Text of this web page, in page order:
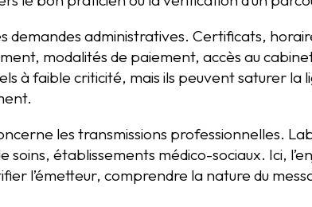
demandes administratives. Certificats,
modalités de paiement, accès au
à faible criticité, mais ils peuvent saturer la
les transmissions professionnelles.
soins, établissements médico-sociaux. Ici,
l’émetteur, comprendre la nature du